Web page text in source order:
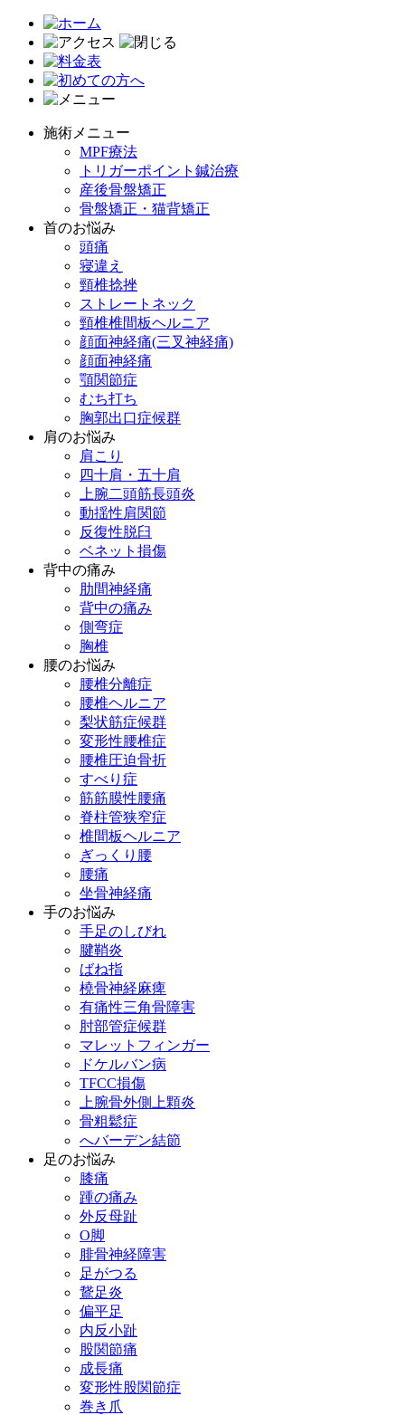
施術メニュー
MPF療法
トリガーポイント鍼治療
産後骨盤矯正
骨盤矯正・猫背矯正
首のお悩み
頭痛
寝違え
頸椎捻挫
ストレートネック
頸椎椎間板ヘルニア
顔面神経痛(三叉神経痛)
顔面神経痛
顎関節症
むち打ち
胸郭出口症候群
肩のお悩み
肩こり
四十肩・五十肩
上腕二頭筋長頭炎
動揺性肩関節
反復性脱臼
ベネット損傷
背中の痛み
肋間神経痛
背中の痛み
側弯症
胸椎
腰のお悩み
腰椎分離症
腰椎ヘルニア
梨状筋症候群
変形性腰椎症
腰椎圧迫骨折
すべり症
筋筋膜性腰痛
脊柱管狭窄症
椎間板ヘルニア
ぎっくり腰
腰痛
坐骨神経痛
手のお悩み
手足のしびれ
腱鞘炎
ばね指
橈骨神経麻痺
有痛性三角骨障害
肘部管症候群
マレットフィンガー
ドケルバン病
TFCC損傷
上腕骨外側上顆炎
骨粗鬆症
へバーデン結節
足のお悩み
膝痛
踵の痛み
外反母趾
О脚
腓骨神経障害
足がつる
鵞足炎
偏平足
内反小趾
股関節痛
成長痛
変形性股関節症
巻き爪